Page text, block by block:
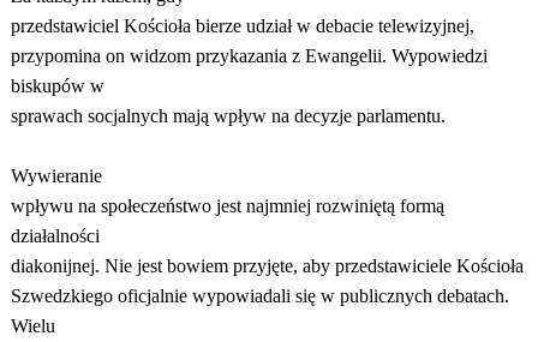
przedstawiciel Kościoła bierze udział w debacie telewizyjnej,
przypomina on widzom przykazania z Ewangelii. Wypowiedzi
biskupów w
sprawach socjalnych mają wpływ na decyzje parlamentu.
Wywieranie
wpływu na społeczeństwo jest najmniej rozwiniętą formą
działalności
diakonijnej. Nie jest bowiem przyjęte, aby przedstawiciele Kościoła
Szwedzkiego oficjalnie wypowiadali się w publicznych debatach.
Wielu